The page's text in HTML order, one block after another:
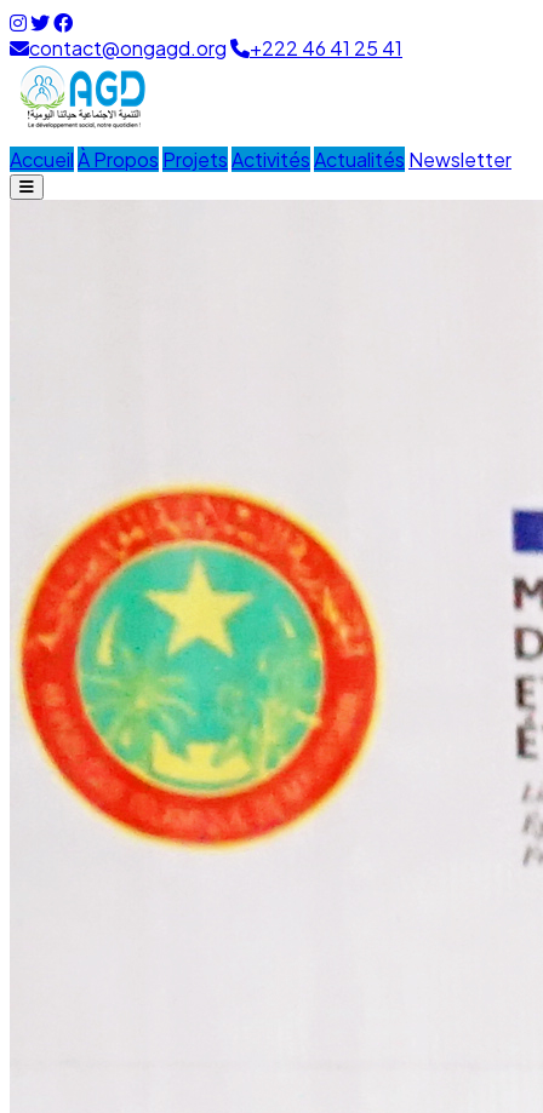
contact@ongagd.org +222 46 41 25 41
AccueilÀ Propos ProjetsActivitésActualités Newsletter